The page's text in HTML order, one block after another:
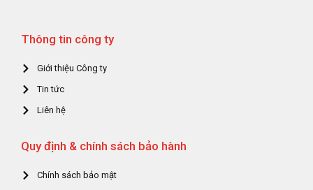
Thông tin công ty
Giới thiệu Công ty
Tin tức
Liên hệ
Quy định & chính sách bảo hành
Chính sách bảo mật